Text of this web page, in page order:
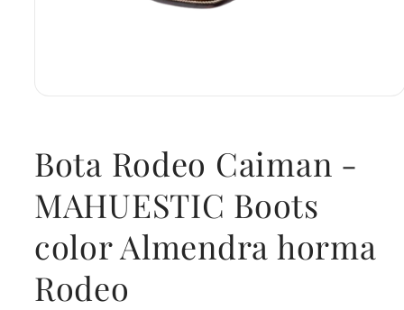
modal
Bota Rodeo Caiman -
MAHUESTIC Boots
color Almendra horma
Rodeo